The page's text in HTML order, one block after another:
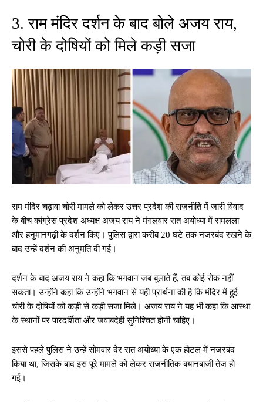
3. राम मंदिर दर्शन के बाद बोले अजय राय,
चोरी के दोषियों को मिले कड़ी सजा
राम मंदिर चढ़ावा चोरी मामले को लेकर उत्तर प्रदेश की राजनीति में जारी विवाद
के बीच कांग्रेस प्रदेश अध्यक्ष अजय राय ने मंगलवार रात अयोध्या में रामलला
और हनुमानगढ़ी के दर्शन किए। पुलिस द्वारा करीब 20 घंटे तक नजरबंद रखने के
बाद उन्हें दर्शन की अनुमति दी गई।
दर्शन के बाद अजय राय ने कहा कि भगवान जब बुलाते हैं, तब कोई रोक नहीं
सकता। उन्होंने कहा कि उन्होंने भगवान से यही प्रार्थना की है कि मंदिर में हुई
चोरी के दोषियों को कड़ी से कड़ी सजा मिले। अजय राय ने यह भी कहा कि आस्था
के स्थानों पर पारदर्शिता और जवाबदेही सुनिश्चित होनी चाहिए।
इससे पहले पुलिस ने उन्हें सोमवार देर रात अयोध्या के एक होटल में नजरबंद
किया था, जिसके बाद इस पूरे मामले को लेकर राजनीतिक बयानबाजी तेज हो
गई।